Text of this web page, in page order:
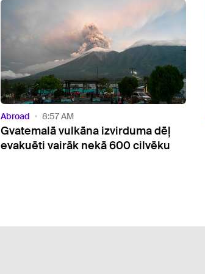
Abroad 8:57 AM
Gvatemalā vulkāna izvirduma dēļ
evakuēti vairāk nekā 600 cilvēku